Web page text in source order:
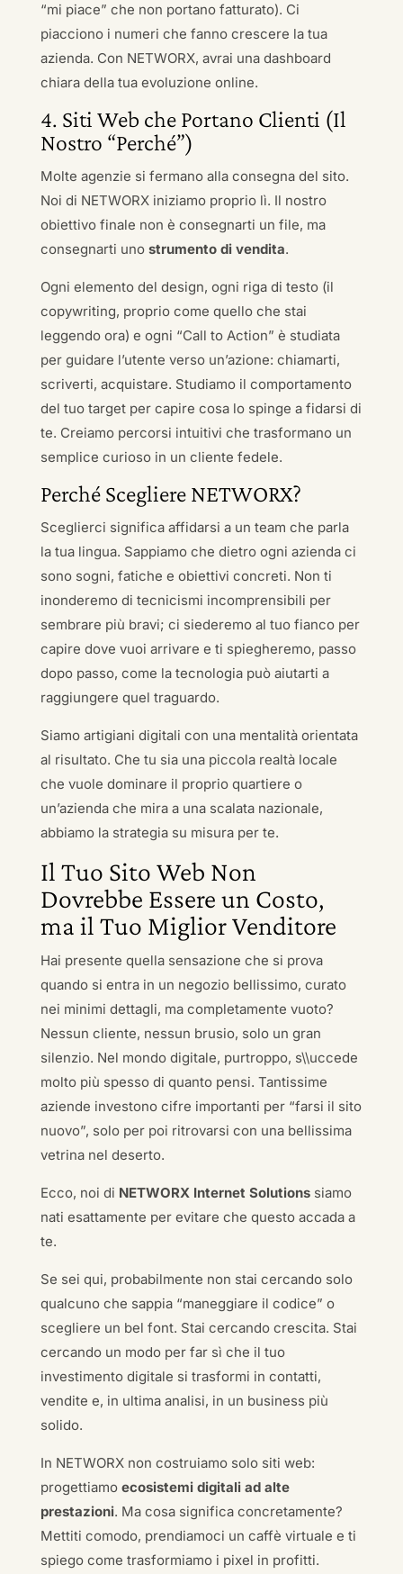
“mi piace” che non portano fatturato). Ci
piacciono i numeri che fanno crescere la tua
azienda. Con NETWORX, avrai una dashboard
chiara della tua evoluzione online.
4. Siti Web che Portano Clienti (Il
Nostro “Perché”)
Molte agenzie si fermano alla consegna del sito.
Noi di NETWORX iniziamo proprio lì. Il nostro
obiettivo finale non è consegnarti un file, ma
consegnarti uno strumento di vendita.
Ogni elemento del design, ogni riga di testo (il
copywriting, proprio come quello che stai
leggendo ora) e ogni “Call to Action” è studiata
per guidare l’utente verso un’azione: chiamarti,
scriverti, acquistare. Studiamo il comportamento
del tuo target per capire cosa lo spinge a fidarsi di
te. Creiamo percorsi intuitivi che trasformano un
semplice curioso in un cliente fedele.
Perché Scegliere NETWORX?
Sceglierci significa affidarsi a un team che parla
la tua lingua. Sappiamo che dietro ogni azienda ci
sono sogni, fatiche e obiettivi concreti. Non ti
inonderemo di tecnicismi incomprensibili per
sembrare più bravi; ci siederemo al tuo fianco per
capire dove vuoi arrivare e ti spiegheremo, passo
dopo passo, come la tecnologia può aiutarti a
raggiungere quel traguardo.
Siamo artigiani digitali con una mentalità orientata
al risultato. Che tu sia una piccola realtà locale
che vuole dominare il proprio quartiere o
un’azienda che mira a una scalata nazionale,
abbiamo la strategia su misura per te.
Il Tuo Sito Web Non
Dovrebbe Essere un Costo,
ma il Tuo Miglior Venditore
Hai presente quella sensazione che si prova
quando si entra in un negozio bellissimo, curato
nei minimi dettagli, ma completamente vuoto?
Nessun cliente, nessun brusio, solo un gran
silenzio. Nel mondo digitale, purtroppo, s\\uccede
molto più spesso di quanto pensi. Tantissime
aziende investono cifre importanti per “farsi il sito
nuovo”, solo per poi ritrovarsi con una bellissima
vetrina nel deserto.
Ecco, noi di NETWORX Internet Solutionssiamo
nati esattamente per evitare che questo accada a
te.
Se sei qui, probabilmente non stai cercando solo
qualcuno che sappia “maneggiare il codice” o
scegliere un bel font. Stai cercando crescita. Stai
cercando un modo per far sì che il tuo
investimento digitale si trasformi in contatti,
vendite e, in ultima analisi, in un business più
solido.
In NETWORX non costruiamo solo siti web:
progettiamo ecosistemi digitali ad alte
prestazioni. Ma cosa significa concretamente?
Mettiti comodo, prendiamoci un caffè virtuale e ti
spiego come trasformiamo i pixel in profitti.